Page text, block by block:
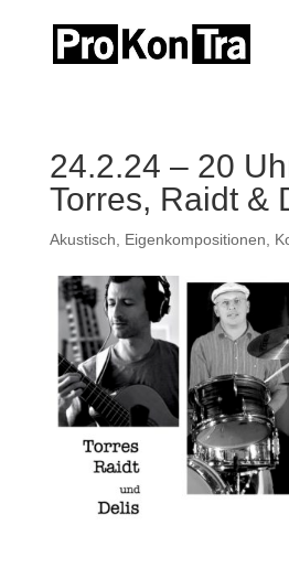
24.2.24 – 20
Torres, Raidt &
Akustisch Eigenkompositionen